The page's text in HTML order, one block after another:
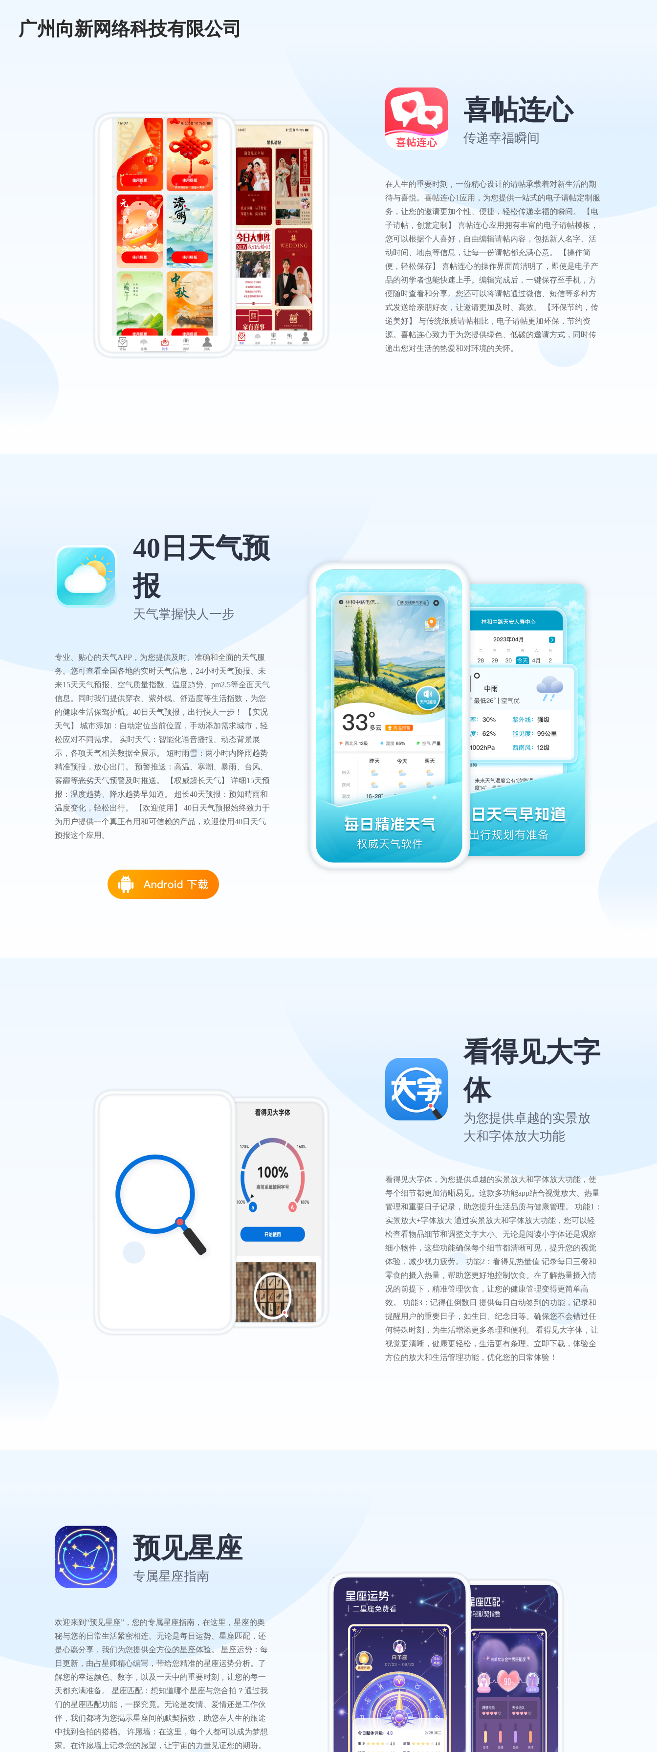
广州向新网络科技有限公司
喜帖连心
传递幸福瞬间
在人生的重要时刻，一份精心设计的请帖承载着对新生活的期
待与喜悦。喜帖连心1应用，为您提供一站式的电子请帖定制服
务，让您的邀请更加个性、便捷，轻松传递幸福的瞬间。 【电
子请帖，创意定制】 喜帖连心应用拥有丰富的电子请帖模板，
您可以根据个人喜好，自由编辑请帖内容，包括新人名字、活
动时间、地点等信息，让每一份请帖都充满心意。 【操作简
便，轻松保存】 喜帖连心的操作界面简洁明了，即使是电子产
品的初学者也能快速上手。编辑完成后，一键保存至手机，方
便随时查看和分享。您还可以将请帖通过微信、短信等多种方
式发送给亲朋好友，让邀请更加及时、高效。 【环保节约，传
递美好】 与传统纸质请帖相比，电子请帖更加环保，节约资
源。喜帖连心致力于为您提供绿色、低碳的邀请方式，同时传
递出您对生活的热爱和对环境的关怀。
40日天气预
报
天气掌握快人一步
专业、贴心的天气APP，为您提供及时、准确和全面的天气服
务。您可查看全国各地的实时天气信息，24小时天气预报、未
来15天天气预报、空气质量指数、温度趋势、pm2.5等全面天气
信息。同时我们提供穿衣、紫外线、舒适度等生活指数，为您
的健康生活保驾护航。40日天气预报，出行快人一步！ 【实况
天气】 城市添加：自动定位当前位置，手动添加需求城市，轻
松应对不同需求。 实时天气：智能化语音播报、动态背景展
示，各项天气相关数据全展示。 短时雨雪：两小时内降雨趋势
精准预报，放心出门。 预警推送：高温、寒潮、暴雨、台风、
雾霾等恶劣天气预警及时推送。 【权威超长天气】 详细15天预
报：温度趋势、降水趋势早知道。 超长40天预报：预知晴雨和
温度变化，轻松出行。 【欢迎使用】 40日天气预报始终致力于
为用户提供一个真正有用和可信赖的产品，欢迎使用40日天气
预报这个应用。
看得见大字
体
为您提供卓越的实景放
大和字体放大功能
看得见大字体，为您提供卓越的实景放大和字体放大功能，使
每个细节都更加清晰易见。这款多功能app结合视觉放大、热量
管理和重要日子记录，助您提升生活品质与健康管理。 功能1：
实景放大+字体放大 通过实景放大和字体放大功能，您可以轻
松查看物品细节和调整文字大小。无论是阅读小字体还是观察
细小物件，这些功能确保每个细节都清晰可见，提升您的视觉
体验，减少视力疲劳。 功能2：看得见热量值 记录每日三餐和
零食的摄入热量，帮助您更好地控制饮食。在了解热量摄入情
况的前提下，精准管理饮食，让您的健康管理变得更简单高
效。 功能3：记得住倒数日 提供每日自动签到的功能，记录和
提醒用户的重要日子，如生日、纪念日等。确保您不会错过任
何特殊时刻，为生活增添更多条理和便利。 看得见大字体，让
视觉更清晰，健康更轻松，生活更有条理。立即下载，体验全
方位的放大和生活管理功能，优化您的日常体验！
预见星座
专属星座指南
欢迎来到“预见星座”，您的专属星座指南，在这里，星座的奥
秘与您的日常生活紧密相连。无论是每日运势、星座匹配，还
是心愿分享，我们为您提供全方位的星座体验。 星座运势：每
日更新，由占星师精心编写，带给您精准的星座运势分析。了
解您的幸运颜色、数字，以及一天中的重要时刻，让您的每一
天都充满准备。 星座匹配：想知道哪个星座与您合拍？通过我
们的星座匹配功能，一探究竟。无论是友情、爱情还是工作伙
伴，我们都将为您揭示星座间的默契指数，助您在人生的旅途
中找到合拍的搭档。 许愿墙：在这里，每个人都可以成为梦想
家。在许愿墙上记录您的愿望，让宇宙的力量见证您的期盼。